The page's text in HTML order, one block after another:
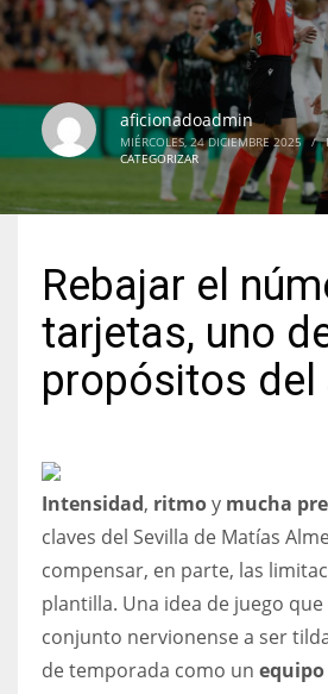
3
ATL
24
aficionadoadmin
MIÉRCOLES, 24 DICIEMBRE 2025 /
CATEGORIZAR
Rebajar el
tarjetas, uno
propósitos del
Intensidad, ritmoy mucha
claves del Sevilla de Matías
compensar, en parte, las
plantilla. Una idea de juego
conjunto nervionense a ser
de temporada como un